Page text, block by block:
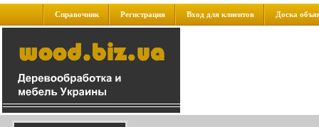
Справочник Регистрация Вход для клиентов Доска